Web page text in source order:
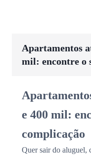
Apartamentos
mil: encontre o
e 400 mil:
complicação
Quer sair do aluguel,